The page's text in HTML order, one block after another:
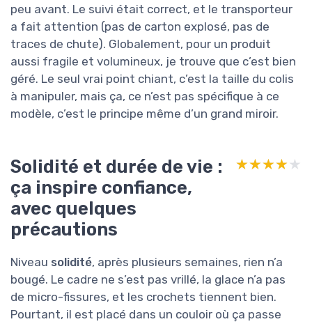
peu avant. Le suivi était correct, et le transporteur
a fait attention (pas de carton explosé, pas de
traces de chute). Globalement, pour un produit
aussi fragile et volumineux, je trouve que c’est bien
géré. Le seul vrai point chiant, c’est la taille du colis
à manipuler, mais ça, ce n’est pas spécifique à ce
modèle, c’est le principe même d’un grand miroir.
Solidité et durée de vie :
ça inspire confiance,
avec quelques
précautions
★★★★★
★★★★★
Niveau solidité, après plusieurs semaines, rien n’a
bougé. Le cadre ne s’est pas vrillé, la glace n’a pas
de micro-fissures, et les crochets tiennent bien.
Pourtant, il est placé dans un couloir où ça passe